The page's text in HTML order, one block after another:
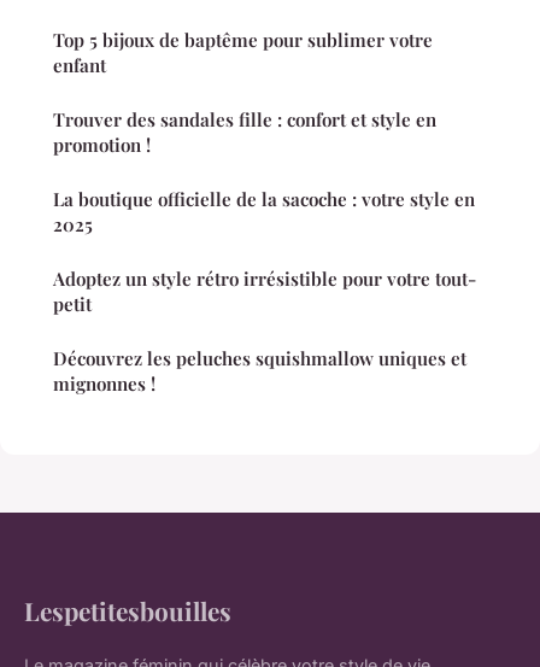
Top 5 bijoux de baptême pour sublimer votre
enfant
Trouver des sandales fille : confort et style en
promotion !
La boutique officielle de la sacoche : votre style en
2025
Adoptez un style rétro irrésistible pour votre tout-
petit
Découvrez les peluches squishmallow uniques et
mignonnes !
Lespetitesbouilles